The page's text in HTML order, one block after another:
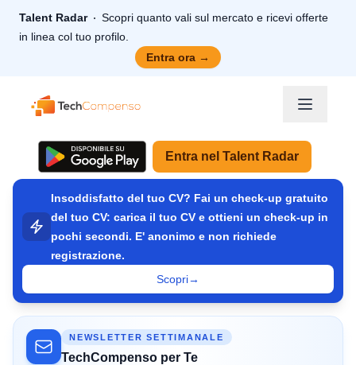
Talent Radar
Scopri quanto vali sul mercato e ricevi offerte
in linea col tuo profilo.
Entra ora →
TechCompenso
Entra nel Talent Radar
Insoddisfatto del tuo CV? Fai un check-up gratuito
del tuo CV: carica il tuo CV e ottieni un check-up in
pochi secondi. E' anonimo e non richiede
registrazione.
Scopri→
NEWSLETTER SETTIMANALE
TechCompenso per Te